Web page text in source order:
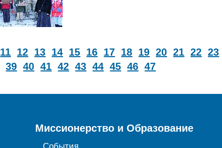
11 12 13 14 15 16 17 18 19 20 21 22 23
39 40 41 42 43 44 45 46 47
Миссионерство и Образование